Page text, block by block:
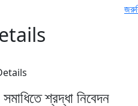
জরুরি বিজ্ঞপ্তি
শ্রদ্ধা নিবেদন